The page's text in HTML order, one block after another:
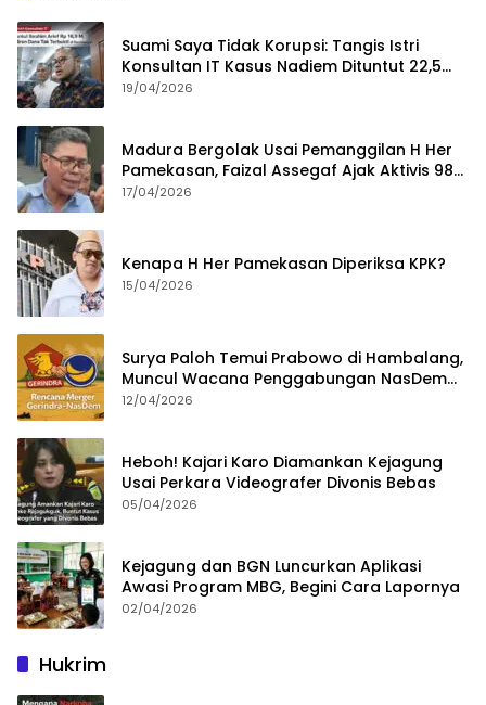
Suami Saya Tidak Korupsi: Tangis Istri
Konsultan IT Kasus Nadiem Dituntut 22,5
Tahun
19/04/2026
Madura Bergolak Usai Pemanggilan H Her
Pamekasan, Faizal Assegaf Ajak Aktivis 98
Bongkar Permainan KPK
17/04/2026
Kenapa H Her Pamekasan Diperiksa KPK?
15/04/2026
Surya Paloh Temui Prabowo di Hambalang,
Muncul Wacana Penggabungan NasDem
dan Gerindra
12/04/2026
Heboh! Kajari Karo Diamankan Kejagung
Usai Perkara Videografer Divonis Bebas
05/04/2026
Kejagung dan BGN Luncurkan Aplikasi
Awasi Program MBG, Begini Cara Lapornya
02/04/2026
Hukrim